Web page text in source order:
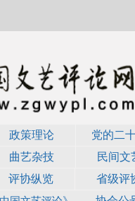
政策理论 党的二
曲艺杂技
民间文
评协纵览 省级评